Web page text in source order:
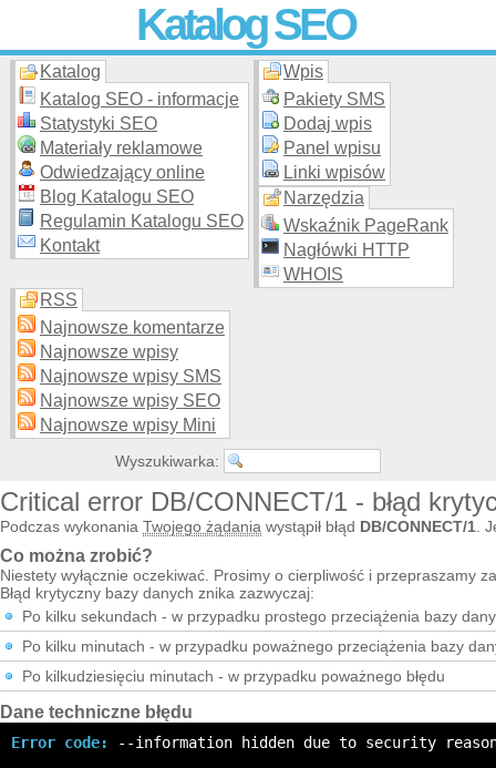
Katalog SEO
Skuteczna i promocja stron WWW –
moderowanego katalogu za darmo!
Katalog
Katalog SEO - informacje
Statystyki SEO
Materiały reklamowe
Odwiedzający online
Blog Katalogu SEO
Regulamin Katalogu SEO
Kontakt
Wpis
Pakiety SMS
Dodaj wpis
Panel wpisu
Linki wpisów
Narzędzia
Wskaźnik PageRank
Nagłówki HTTP
WHOIS
RSS
Najnowsze komentarze
Najnowsze wpisy
Najnowsze wpisy SMS
Najnowsze wpisy SEO
Najnowsze wpisy Mini
Wyszukiwarka:
Critical error DB/CONNECT/1 - błąd
Podczas wykonania Twojego żądania wystąpił błąd DB/CONNECT/1 .
Co można zrobić?
Niestety wyłącznie oczekiwać. Prosimy o cierpliwość i przepraszamy
Błąd krytyczny bazy danych znika zazwyczaj:
Po kilku sekundach - w przypadku prostego przeciążenia bazy
Po kilku minutach - w przypadku poważnego przeciążenia bazy
Po kilkudziesięciu minutach - w przypadku poważnego błędu
Dane techniczne błędu
Error code:
--information hidden due to security